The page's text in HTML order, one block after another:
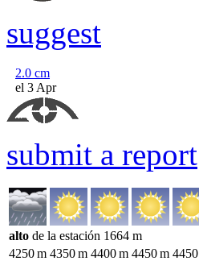
suggest
2.0 cm
el 3 Apr
submit a report
alto de la estación 1664 m
4250m 4350m 4400m 4450m 4450